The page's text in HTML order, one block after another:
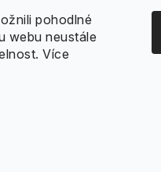
pohodlné
webu neustále
Více
Rolety Den a Noc
Garnýže